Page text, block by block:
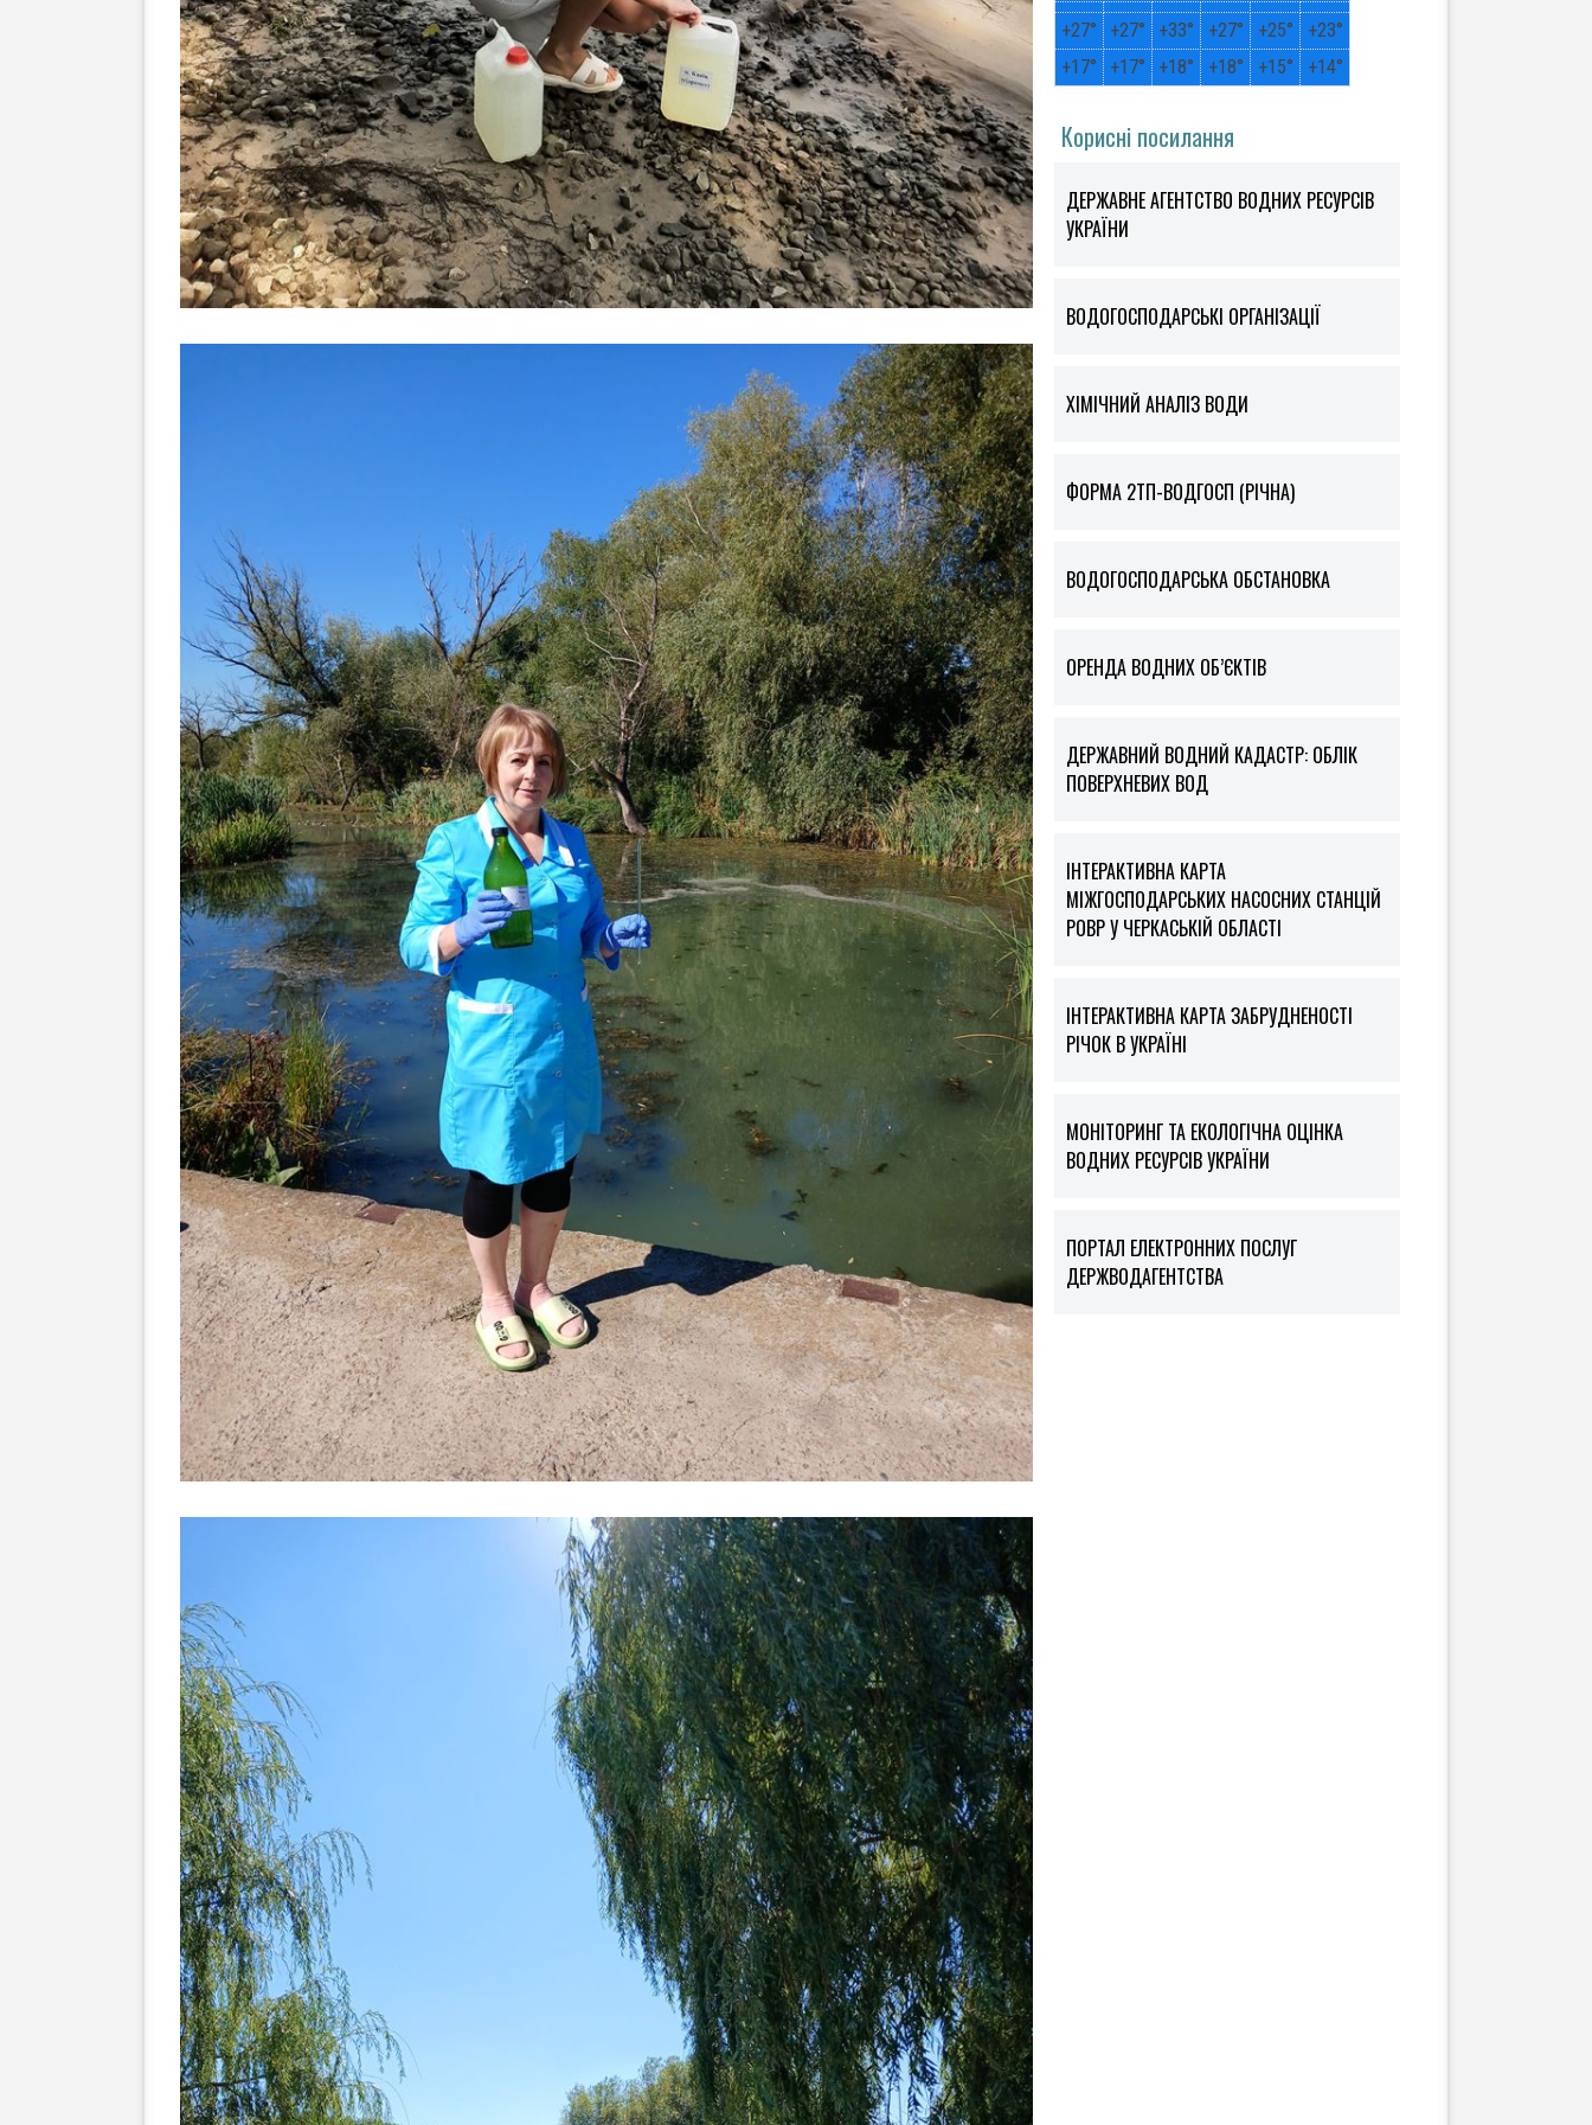
+27° +27° +33° +27° +25° +23°
+17° +17° +18° +18° +15° +14°
Корисні посилання
ДЕРЖАВНЕ АГЕНТСТВО ВОДНИХ РЕСУРСІВ
УКРАЇНИ
ВОДОГОСПОДАРСЬКІ ОРГАНІЗАЦІЇ
ХІМІЧНИЙ АНАЛІЗ ВОДИ
ФOРМА 2ТП-ВОДГОСП (РІЧНА)
ВОДОГОСПОДАРСЬКА ОБСТАНОВКА
ОРЕНДА ВОДНИХ ОБ’ЄКТІВ
ДЕРЖАВНИЙ ВОДНИЙ КАДАСТР: ОБЛІК
ПОВЕРХНЕВИХ ВОД
ІНТЕРАКТИВНА КАРТА
МІЖГОСПОДАРСЬКИХ НАСОСНИХ СТАНЦІЙ
РОВР У ЧЕРКАСЬКІЙ ОБЛАСТІ
ІНТЕРАКТИВНА КАРТА ЗАБРУДНЕНОСТІ
РІЧОК В УКРАЇНІ
МОНІТОРИНГ ТА ЕКОЛОГІЧНА ОЦІНКА
ВОДНИХ РЕСУРСІВ УКРАЇНИ
ПОРТАЛ ЕЛЕКТРОННИХ ПОСЛУГ
ДЕРЖВОДАГЕНТСТВА